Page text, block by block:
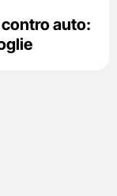
auto: